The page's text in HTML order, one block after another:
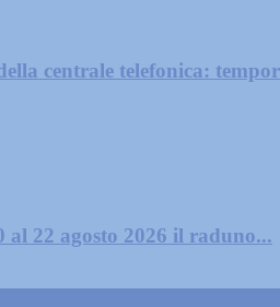
centrale telefonica:
22 agosto 2026 il raduno...